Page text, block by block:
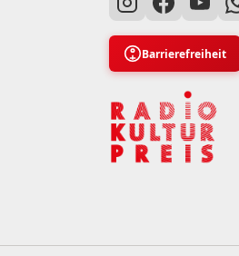
Barrierefreiheit